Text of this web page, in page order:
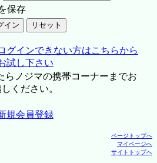
保存
グインできない方はこちらから
試し下さい
らノジマの携帯コーナーまでお
ください。
規会員登録
ページトップへ
マイページへ
サイトトップへ